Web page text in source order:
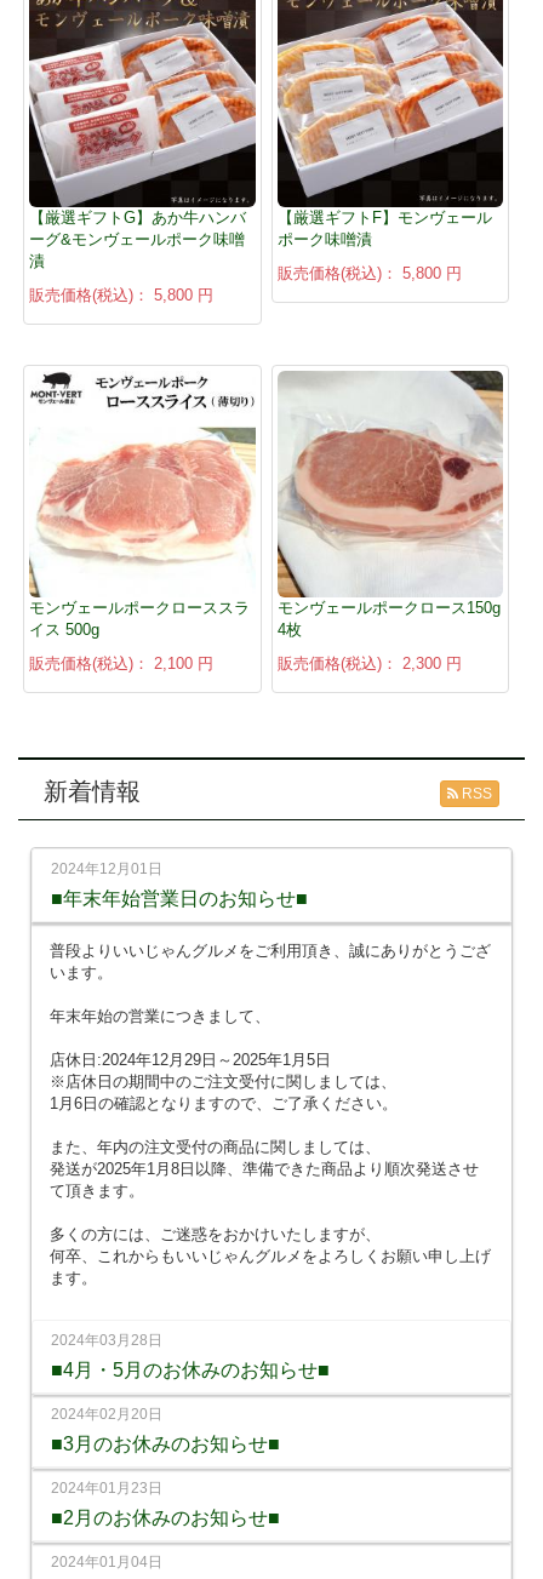
【厳選ギフトG】あか牛ハンバ
ーグ&モンヴェールポーク味噌
漬
販売価格(税込)：5,800 円
【厳選ギフトF】モンヴェール
ポーク味噌漬
販売価格(税込)： 5,800 円
モンヴェールポークローススラ
イス 500g
販売価格(税込)： 2,100 円
モンヴェールポークロース150g
4枚
販売価格(税込)： 2,300 円
新着情報 RSS
2024年12月01日
■年末年始営業日のお知らせ■
普段よりいいじゃんグルメをご利用頂き、誠にありがとうござ
います。
年末年始の営業につきまして、
店休日:2024年12月29日～2025年1月5日
※店休日の期間中のご注文受付に関しましては、
1月6日の確認となりますので、ご了承ください。
また、年内の注文受付の商品に関しましては、
発送が2025年1月8日以降、準備できた商品より順次発送させ
て頂きます。
多くの方には、ご迷惑をおかけいたしますが、
何卒、これからもいいじゃんグルメをよろしくお願い申し上げ
ます。
2024年03月28日
■4月・5月のお休みのお知らせ■
2024年02月20日
■3月のお休みのお知らせ■
2024年01月23日
■2月のお休みのお知らせ■
2024年01月04日